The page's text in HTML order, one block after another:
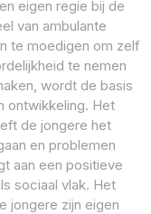
eigen regie bij de
van ambulante
te moedigen om zelf
te nemen
wordt de basis
ontwikkeling. Het
de jongere het
en problemen
aan een positieve
sociaal vlak. Het
jongere zijn eigen